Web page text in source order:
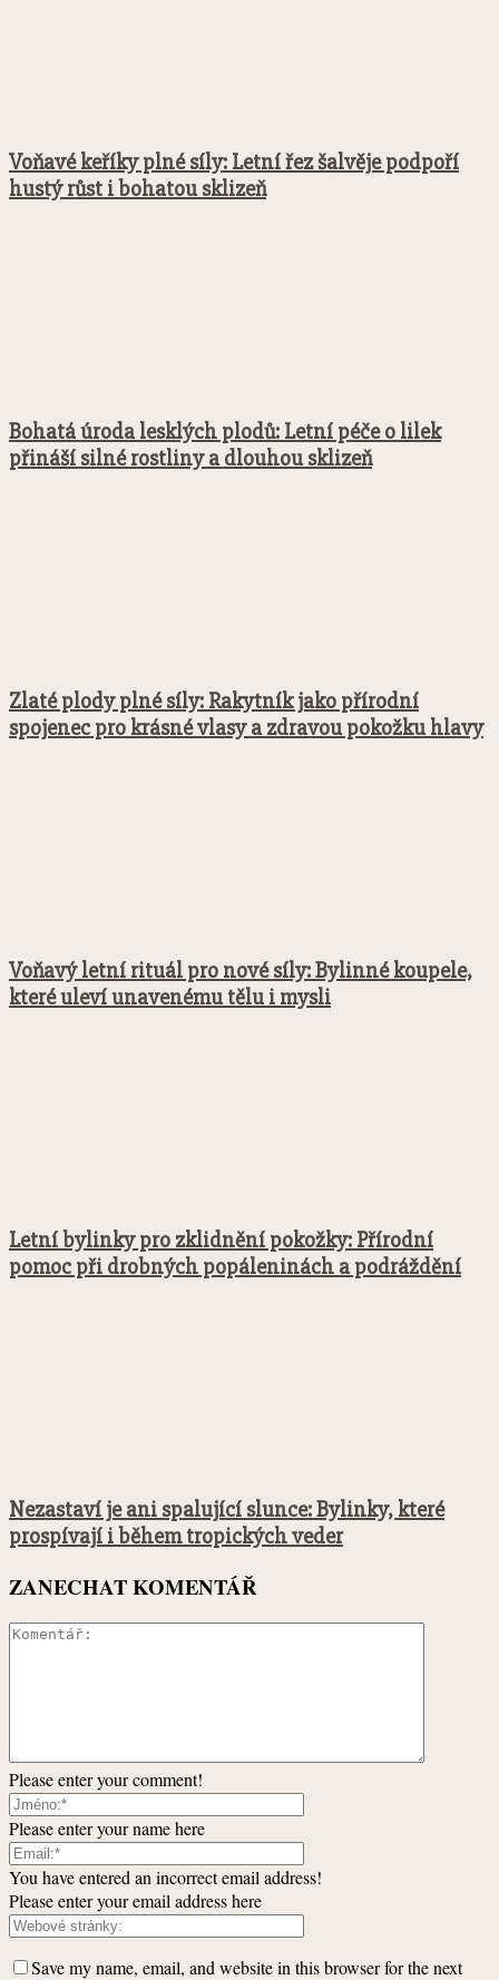
Voňavé keříky plné síly: Letní řez šalvěje podpoří
hustý růst i bohatou sklizeň
Bohatá úroda lesklých plodů: Letní péče o lilek
přináší silné rostliny a dlouhou sklizeň
Zlaté plody plné síly: Rakytník jako přírodní
spojenec pro krásné vlasy a zdravou pokožku hlavy
Voňavý letní rituál pro nové síly: Bylinné koupele,
které uleví unavenému tělu i mysli
Letní bylinky pro zklidnění pokožky: Přírodní
pomoc při drobných popáleninách a podráždění
Nezastaví je ani spalující slunce: Bylinky, které
prospívají i během tropických veder
ZANECHAT KOMENTÁŘ
Please enter your comment!
Please enter your name here
You have entered an incorrect email address!
Please enter your email address here
Save my name, email, and website in this browser for the next